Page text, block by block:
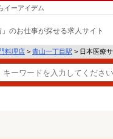
イーアイデム
」のお仕事が探せる求人サイト
料理店 > 青山一丁目駅 > 日本医療